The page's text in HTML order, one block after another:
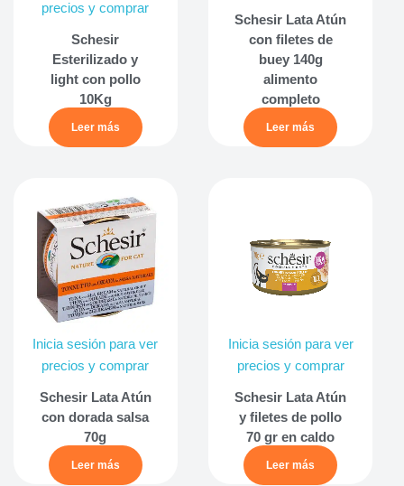
precios y comprar
Schesir
Esterilizado y
light con pollo
10Kg
Leer más
Schesir Lata Atún
con filetes de
buey 140g
alimento
completo
Leer más
Inicia sesión para ver
precios y comprar
Schesir Lata Atún
con dorada salsa
70g
Leer más
Inicia sesión para ver
precios y comprar
Schesir Lata Atún
y filetes de pollo
70 gr en caldo
Leer más